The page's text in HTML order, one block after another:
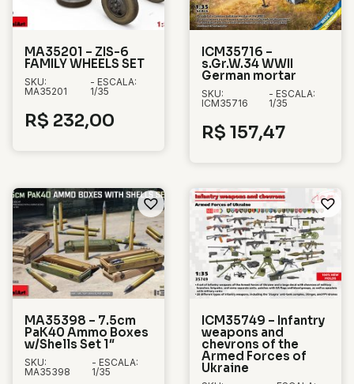
MA35201 – ZIS-6
FAMILY WHEELS SET
SKU:
MA35201
- ESCALA:
1/35
R$ 232,00
ICM35716 –
s.Gr.W.34 WWII
German mortar
SKU:
ICM35716
- ESCALA:
1/35
R$ 157,47
MA35398 – 7.5cm
PaK40 Ammo Boxes
w/Shells Set 1″
SKU:
MA35398
- ESCALA:
1/35
ICM35749 – Infantry
weapons and
chevrons of the
Armed Forces of
Ukraine